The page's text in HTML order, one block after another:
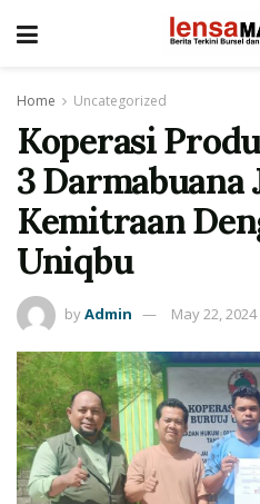
Home Uncategorized
Koperasi
3 Darmabuana
Kemitraan
Uniqbu
byAdmin May 22, 2024